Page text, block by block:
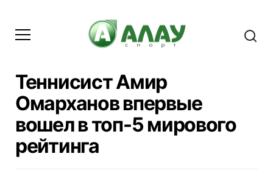
Теннисист Амир
Омарханов впервые
вошел в топ-5 мирового
рейтинга